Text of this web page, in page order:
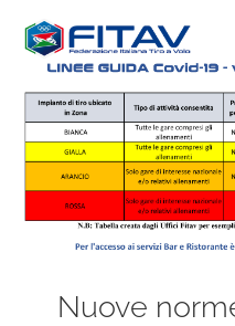
Ingrandisci
immagine
Nuove